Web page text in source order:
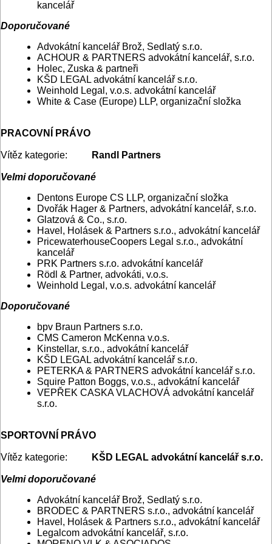
kancelář
Doporučované
Advokátní kancelář Brož, Sedlatý s.r.o.
ACHOUR & PARTNERS advokátní kancelář, s.r.o.
Holec, Zuska & partneři
KŠD LEGAL advokátní kancelář s.r.o.
Weinhold Legal, v.o.s. advokátní kancelář
White & Case (Europe) LLP, organizační složka
PRACOVNÍ PRÁVO
Vítěz kategorie: Randl Partners
Velmi doporučované
Dentons Europe CS LLP, organizační složka
Dvořák Hager & Partners, advokátní kancelář, s.r.o.
Glatzová & Co., s.r.o.
Havel, Holásek & Partners s.r.o., advokátní kancelář
PricewaterhouseCoopers Legal s.r.o., advokátní
kancelář
PRK Partners s.r.o. advokátní kancelář
Rödl & Partner, advokáti, v.o.s.
Weinhold Legal, v.o.s. advokátní kancelář
Doporučované
bpv Braun Partners s.r.o.
CMS Cameron McKenna v.o.s.
Kinstellar, s.r.o., advokátní kancelář
KŠD LEGAL advokátní kancelář s.r.o.
PETERKA & PARTNERS advokátní kancelář s.r.o.
Squire Patton Boggs, v.o.s., advokátní kancelář
VEPŘEK CASKA VLACHOVÁ advokátní kancelář
s.r.o.
SPORTOVNÍ PRÁVO
Vítěz kategorie: KŠD LEGAL advokátní kancelář s.r.o.
Velmi doporučované
Advokátní kancelář Brož, Sedlatý s.r.o.
BRODEC & PARTNERS s.r.o., advokátní kancelář
Havel, Holásek & Partners s.r.o., advokátní kancelář
Legalcom advokátní kancelář, s.r.o.